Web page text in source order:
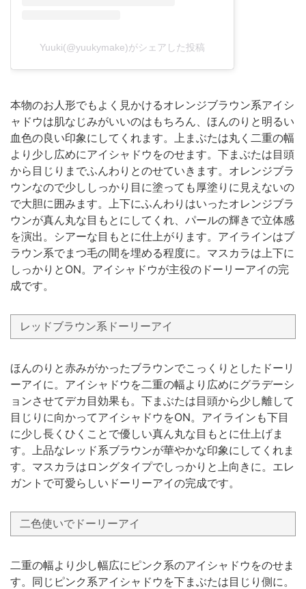
Yuuki(@yuukymake)がシェアした投稿
本物のお人形でもよく見かけるオレンジブラウン系アイシ
ャドウは肌なじみがいいのはもちろん、ほんのりと明るい
血色の良い印象にしてくれます。上まぶたは丸く二重の幅
より少し広めにアイシャドウをのせます。下まぶたは目頭
から目じりまでふんわりとのせていきます。オレンジブラ
ウンなので少ししっかり目に塗っても厚塗りに見えないの
で大胆に囲みます。上下にふんわりはいったオレンジブラ
ウンが真ん丸な目もとにしてくれ、パールの輝きで立体感
を演出。シアーな目もとに仕上がります。アイラインはブ
ラウン系でまつ毛の間を埋める程度に。マスカラは上下に
しっかりとON。アイシャドウが主役のドーリーアイの完
成です。
レッドブラウン系ドーリーアイ
ほんのりと赤みがかったブラウンでこっくりとしたドーリ
ーアイに。アイシャドウを二重の幅より広めにグラデーシ
ョンさせてデカ目効果も。下まぶたは目頭から少し離して
目じりに向かってアイシャドウをON。アイラインも下目
に少し長くひくことで優しい真ん丸な目もとに仕上げま
す。上品なレッド系ブラウンが華やかな印象にしてくれま
す。マスカラはロングタイプでしっかりと上向きに。エレ
ガントで可愛らしいドーリーアイの完成です。
二色使いでドーリーアイ
二重の幅より少し幅広にピンク系のアイシャドウをのせま
す。同じピンク系アイシャドウを下まぶたは目じり側に。